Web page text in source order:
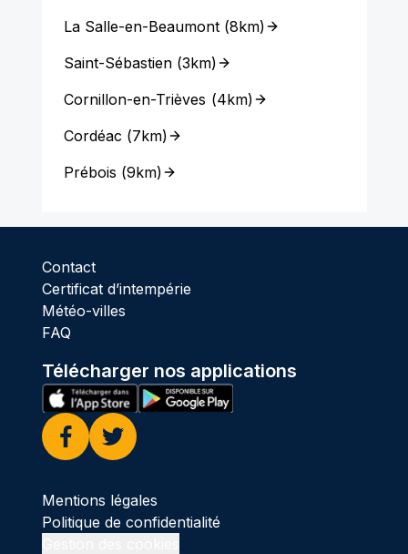
La Salle-en-Beaumont(8km)
Saint-Sébastien(3km)
Cornillon-en-Trièves (4km)
Cordéac (7km)
Prébois (9km)
Contact
Certificat d’intempérie
Météo-villes
FAQ
Télécharger nos applications
Facebook
Twitter
Mentions légales
Politique de confidentialité